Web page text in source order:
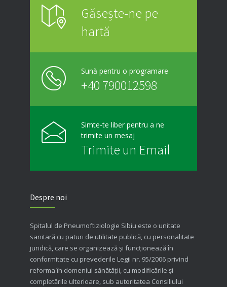
Găsește-ne pe
hartă
Sună pentru o programare
+40 790012598
Simte-te liber pentru a ne
trimite un mesaj
Trimite un Email
Despre noi
Spitalul de Pneumoftiziologie Sibiu este o unitate
sanitară cu paturi de utilitate publică, cu personalitate
juridică, care se organizează şi funcţionează în
conformitate cu prevederile Legii nr. 95/2006 privind
reforma în domeniul sănătăţii, cu modificările şi
completările ulterioare, sub autoritatea Consiliului